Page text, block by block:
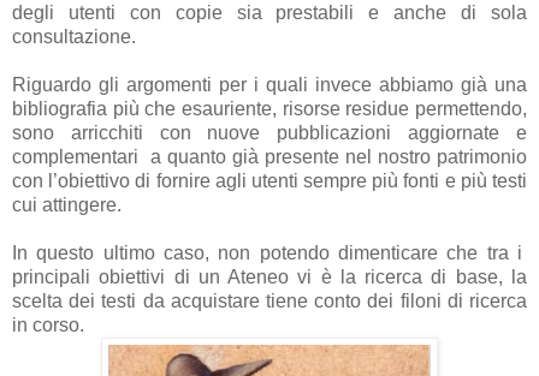
degli utenti con copie sia prestabili e anche di sola
consultazione.
Riguardo gli argomenti per i quali invece abbiamo già una
bibliografia più che esauriente, risorse residue permettendo,
sono arricchiti con nuove pubblicazioni aggiornate e
complementari a quanto già presente nel nostro patrimonio
con l’obiettivo di fornire agli utenti sempre più fonti e più testi
cui attingere.
In questo ultimo caso, non potendo dimenticare che tra i
principali obiettivi di un Ateneo vi è la ricerca di base, la
scelta dei testi da acquistare tiene conto dei filoni di ricerca
in corso.